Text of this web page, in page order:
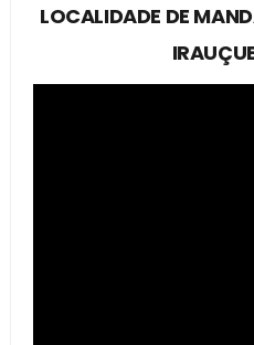
LOCALIDADE DE